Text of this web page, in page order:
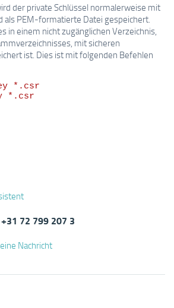
der private Schlüssel normalerweise mit
als PEM-formatierte Datei gespeichert.
in einem nicht zugänglichen Verzeichnis,
mit sicheren
ist. Dies ist mit folgenden Befehlen
*.csr
+31 72 799 207 3
Nachricht